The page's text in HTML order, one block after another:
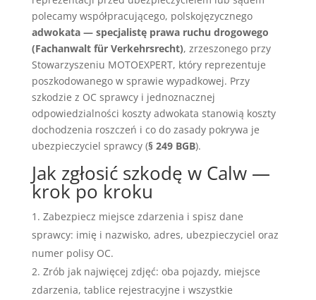
polecamy współpracującego, polskojęzycznego
adwokata — specjalistę prawa ruchu drogowego
(Fachanwalt für Verkehrsrecht), zrzeszonego przy
Stowarzyszeniu MOTOEXPERT, który reprezentuje
poszkodowanego w sprawie wypadkowej. Przy
szkodzie z OC sprawcy i jednoznacznej
odpowiedzialności koszty adwokata stanowią koszty
dochodzenia roszczeń i co do zasady pokrywa je
ubezpieczyciel sprawcy (§ 249 BGB).
Jak zgłosić szkodę w Calw —
krok po kroku
Zabezpiecz miejsce zdarzenia i spisz dane
sprawcy: imię i nazwisko, adres, ubezpieczyciel oraz
numer polisy OC.
Zrób jak najwięcej zdjęć: oba pojazdy, miejsce
zdarzenia, tablice rejestracyjne i wszystkie